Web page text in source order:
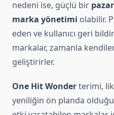
nedeni ise, güçlü bir
marka yönetimi olabilir.
eden ve kullanıcı geri
markalar, zamanla
geliştirirler.
One Hit Wonderterimi,
yeniliğin ön planda